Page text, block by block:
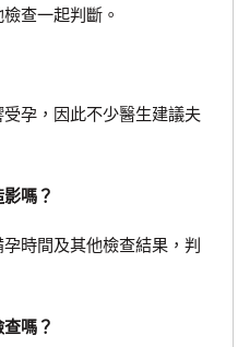
查一起判斷。
孕，因此不少醫生建議夫
嗎？
時間及其他檢查結果，判
嗎？